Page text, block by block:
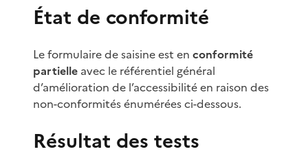
État de conformité
Le formulaire de saisine est en conformité
partielle avec le référentiel général
d’amélioration de l’accessibilité en raison des
non-conformités énumérées ci-dessous.
Résultat des tests